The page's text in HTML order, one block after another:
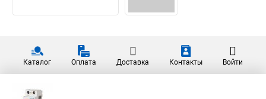
Каталог Оплата Доставка Контакты Войти